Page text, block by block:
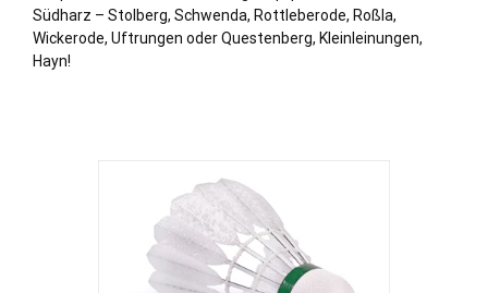
Südharz – Stolberg, Schwenda, Rottleberode, Roßla,
Wickerode, Uftrungen oder Questenberg, Kleinleinungen,
Hayn!